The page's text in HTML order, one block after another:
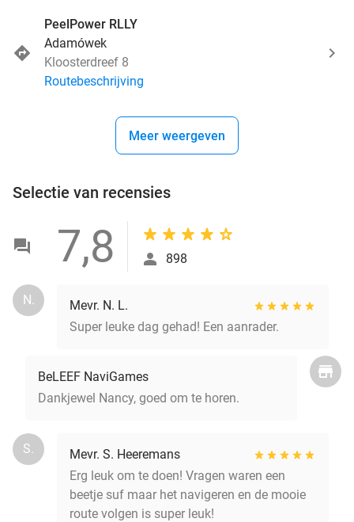
PeelPower RLLY
Adamówek
Kloosterdreef 8
Routebeschrijving
Meer weergeven
Selectie van recensies
7,8 898
N.
Mevr. N. L.
Super leuke dag gehad! Een aanrader.
BeLEEF NaviGames
Dankjewel Nancy, goed om te horen.
S.
Mevr. S. Heeremans
Erg leuk om te doen! Vragen waren een
beetje suf maar het navigeren en de mooie
route volgen is super leuk!